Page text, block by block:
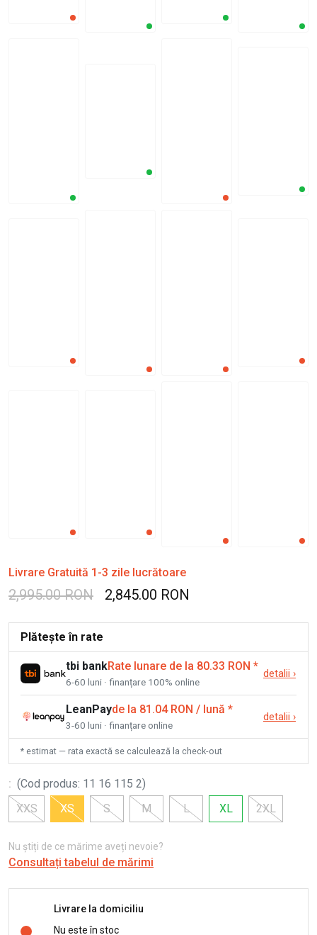
Livrare Gratuită 1-3 zile lucrătoare
2,995.00 RON 2,845.00 RON
Plătește în rate
tbi bankRate lunare de la 80.33 RON *
6-60 luni · finanțare 100% online
detalii ›
LeanPayde la 81.04 RON / lună *
3-60 luni · finanțare online
detalii ›
* estimat — rata exactă se calculează la check-out
: (Cod produs: 11 16 115 2)
XXS
XS S M L XL 2XL
Nu știți de ce mărime aveți nevoie?
Consultați tabelul de mărimi
Livrare la domiciliu
Nu este în stoc